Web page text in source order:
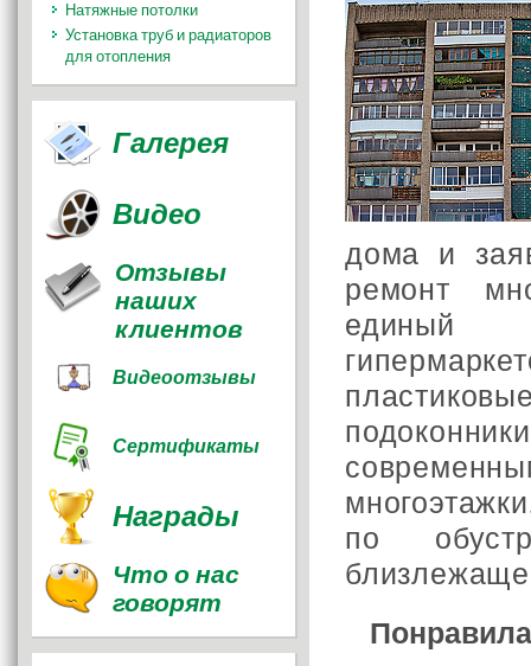
дома и
ремонт
единый
по
Натяжные потолки
Установка труб и радиаторов
для отопления
Галерея
Видео
Отзывы
наших
клиентов
Видеоотзывы
Сертификаты
Награды
Что о нас
говорят